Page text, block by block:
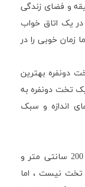
و فضای زندگی
یک اتاق خواب
زمان خوبی را در
دونفره بهترین
تخت دونفره به
اندازه و سبک
یک تخت دونفره استاندارد دارای تشکی به طول 200 سانتی متر و
تخت نیست ، اما